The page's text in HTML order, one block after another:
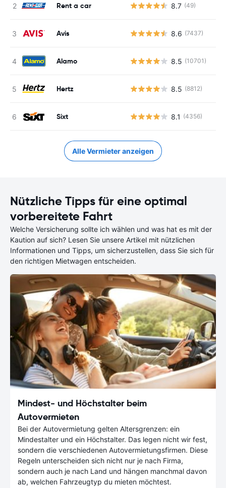
Rent a car 8.7 (49)
Avis 8.6 (7437)
Alamo 8.5 (10701)
Hertz 8.5 (8812)
Sixt 8.1 (4356)
Alle Vermieter anzeigen
Nützliche Tipps für eine optimal
vorbereitete Fahrt
Welche Versicherung sollte ich wählen und was hat es mit der
Kaution auf sich? Lesen Sie unsere Artikel mit nützlichen
Informationen und Tipps, um sicherzustellen, dass Sie sich für
den richtigen Mietwagen entscheiden.
Mindest- und Höchstalter beim
Autovermieten
Bei der Autovermietung gelten Altersgrenzen: ein
Mindestalter und ein Höchstalter. Das legen nicht wir fest,
sondern die verschiedenen Autovermietungsfirmen. Diese
Regeln unterscheiden sich nicht nur je nach Firma,
sondern auch je nach Land und hängen manchmal davon
ab, welchen Fahrzeugtyp du mieten möchtest.